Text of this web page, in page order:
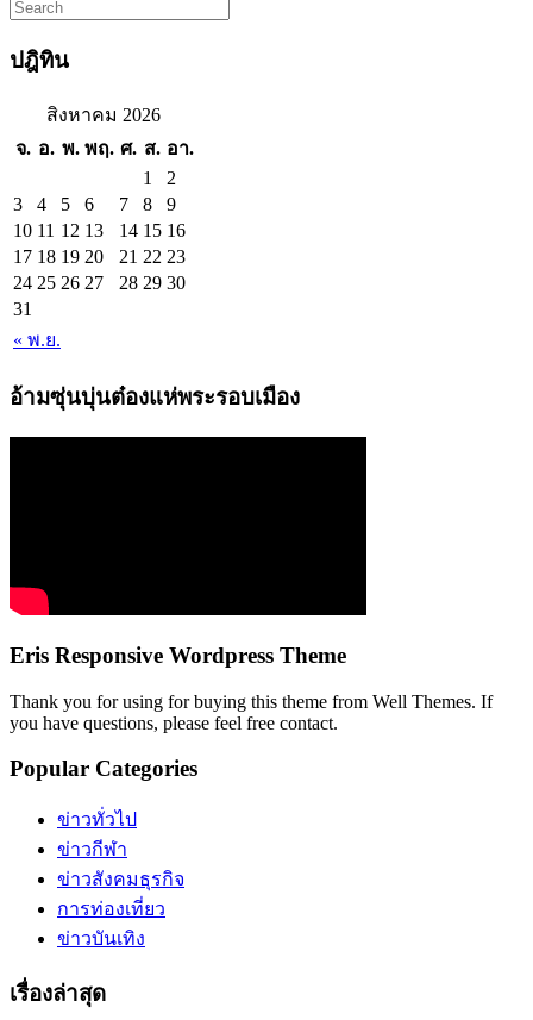
ปฎิทิน
สิงหาคม 2026
จ. อ. พ. พฤ. ศ. ส. อา.
« พ.ย.
1
2
3
4 5 6 7 8
9
10 11 12 13 14 15 16
17 18 19 20 21 22 23
24 25 26 27 28 29 30
31
อ้ามซุ่นบุ่นต๋องแห่พระรอบเมือง
Eris Responsive Wordpress Theme
Thank you for using for buying this theme from Well Themes. If
you have questions, please feel free contact.
Popular Categories
ข่าวทั่วไป
ข่าวกีฬา
ข่าวสังคมธุรกิจ
การท่องเที่ยว
ข่าวบันเทิง
เรื่องล่าสุด